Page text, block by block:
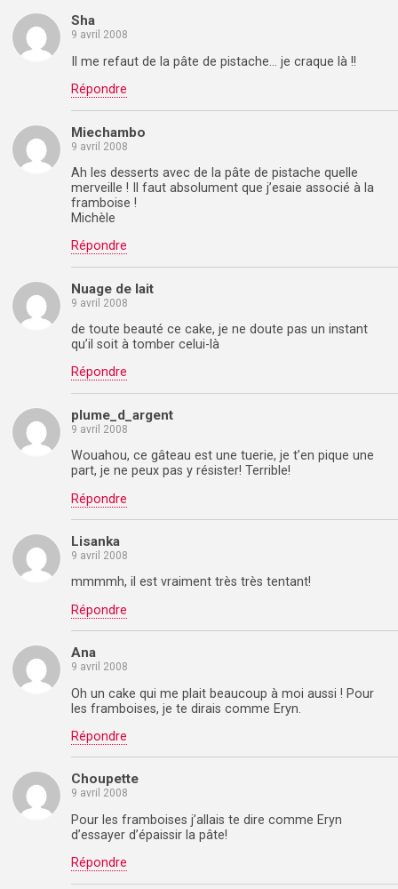
Sha
9 avril 2008
Il me refaut de la pâte de pistache… je craque là !!
Répondre
Miechambo
9 avril 2008
Ah les desserts avec de la pâte de pistache quelle
merveille ! Il faut absolument que j’esaie associé à la
framboise !
Michèle
Répondre
Nuage de lait
9 avril 2008
de toute beauté ce cake, je ne doute pas un instant
qu’il soit à tomber celui-là
Répondre
plume_d_argent
9 avril 2008
Wouahou, ce gâteau est une tuerie, je t’en pique une
part, je ne peux pas y résister! Terrible!
Répondre
Lisanka
9 avril 2008
mmmmh, il est vraiment très très tentant!
Répondre
Ana
9 avril 2008
Oh un cake qui me plait beaucoup à moi aussi ! Pour
les framboises, je te dirais comme Eryn.
Répondre
Choupette
9 avril 2008
Pour les framboises j’allais te dire comme Eryn
d’essayer d’épaissir la pâte!
Répondre